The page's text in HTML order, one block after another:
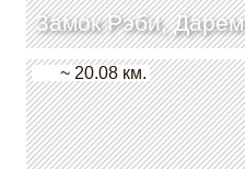
Замок Рэби, Дарем
~ 20.08 км.